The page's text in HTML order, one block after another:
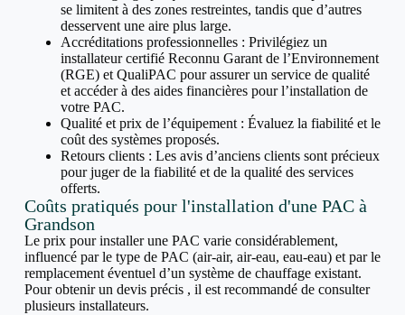
se limitent à des zones restreintes, tandis que d’autres
desservent une aire plus large.
Accréditations professionnelles : Privilégiez un
installateur certifié Reconnu Garant de l’Environnement
(RGE) et QualiPAC pour assurer un service de qualité
et accéder à des aides financières pour l’installation de
votre PAC.
Qualité et prix de l’équipement : Évaluez la fiabilité et le
coût des systèmes proposés.
Retours clients : Les avis d’anciens clients sont précieux
pour juger de la fiabilité et de la qualité des services
offerts.
Coûts pratiqués pour l'installation d'une PAC à
Grandson
Le prix pour installer une PAC varie considérablement,
influencé par le type de PAC (air-air, air-eau, eau-eau) et par le
remplacement éventuel d’un système de chauffage existant.
Pour obtenir un devis précis , il est recommandé de consulter
plusieurs installateurs.